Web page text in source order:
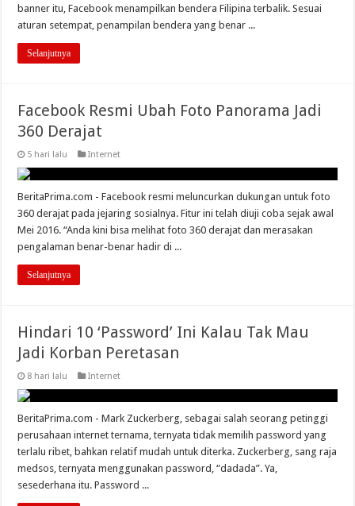
banner itu, Facebook menampilkan bendera Filipina terbalik. Sesuai
aturan setempat, penampilan bendera yang benar ...
Selanjutnya
Facebook Resmi Ubah Foto Panorama Jadi
360 Derajat
5 hari lalu Internet
BeritaPrima.com - Facebook resmi meluncurkan dukungan untuk foto
360 derajat pada jejaring sosialnya. Fitur ini telah diuji coba sejak awal
Mei 2016. “Anda kini bisa melihat foto 360 derajat dan merasakan
pengalaman benar-benar hadir di ...
Selanjutnya
Hindari 10 ‘Password’ Ini Kalau Tak Mau
Jadi Korban Peretasan
8 hari lalu Internet
BeritaPrima.com - Mark Zuckerberg, sebagai salah seorang petinggi
perusahaan internet ternama, ternyata tidak memilih password yang
terlalu ribet, bahkan relatif mudah untuk diterka. Zuckerberg, sang raja
medsos, ternyata menggunakan password, “dadada”. Ya,
sesederhana itu. Password ...